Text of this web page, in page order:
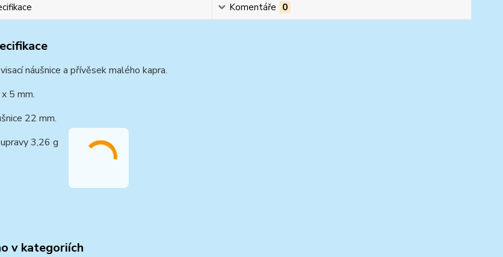
Komentáře 0
náušnice a přívěsek malého kapra.
5 mm.
22 mm.
3,26 g
v kategoriích